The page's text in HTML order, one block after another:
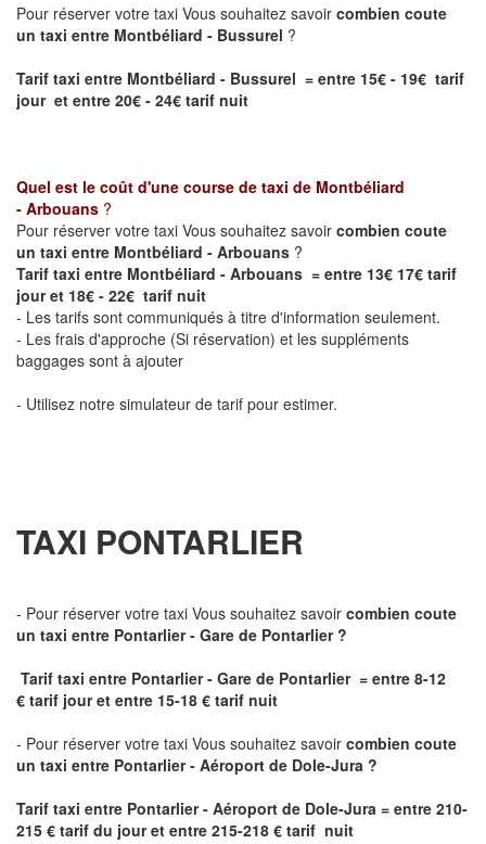
Pour réserver votre taxi Vous souhaitez savoir combien coute
un taxi entre Montbéliard - Bussurel ?
Tarif taxi entre Montbéliard - Bussurel = entre 15€ - 19€ tarif
jour et entre 20€ - 24€ tarif nuit
Quel est le coût d'une course de taxi de Montbéliard
- Arbouans ?
Pour réserver votre taxi Vous souhaitez savoir combien coute
un taxi entre Montbéliard - Arbouans ?
Tarif taxi entre Montbéliard - Arbouans = entre 13€ 17€ tarif
jour et 18€ - 22€ tarif nuit
- Les tarifs sont communiqués à titre d'information seulement.
- Les frais d'approche (Si réservation) et les suppléments
baggages sont à ajouter
- Utilisez notre simulateur de tarif pour estimer.
TAXI PONTARLIER
- Pour réserver votre taxi Vous souhaitez savoir combien coute
un taxi entre Pontarlier - Gare de Pontarlier ?
Tarif taxi entre Pontarlier - Gare de Pontarlier = entre 8-12
€ tarif jour et entre 15-18 € tarif nuit
- Pour réserver votre taxi Vous souhaitez savoir combien coute
un taxi entre Pontarlier - Aéroport de Dole-Jura ?
Tarif taxi entre Pontarlier - Aéroport de Dole-Jura = entre 210-
215 € tarif du jour et entre 215-218 € tarif nuit